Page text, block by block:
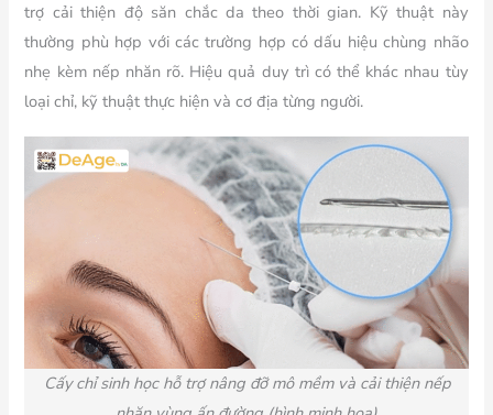
trợ cải thiện độ săn chắc da theo thời gian. Kỹ thuật này
thường phù hợp với các trường hợp có dấu hiệu chùng nhão
nhẹ kèm nếp nhăn rõ. Hiệu quả duy trì có thể khác nhau tùy
loại chỉ, kỹ thuật thực hiện và cơ địa từng người.
Cấy chỉ sinh họchỗ trợ nâng đỡ mô mềm và cải thiện nếp